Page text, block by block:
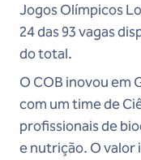
Jogos Olímpicos
24 das 93 vagas
do total.
O COB inovou em
com um time de
profissionais de
e nutrição. O valor